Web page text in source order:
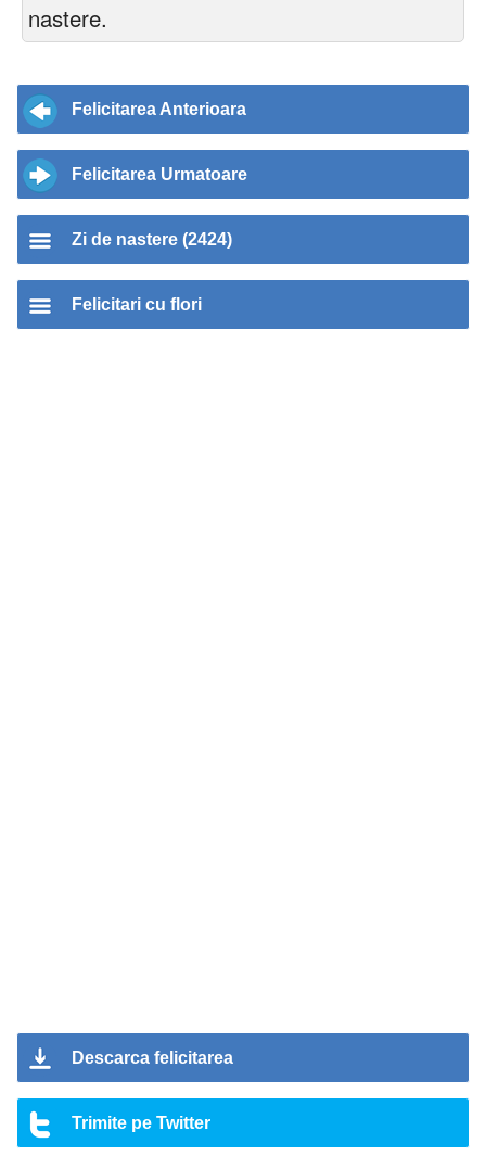
nastere.
Felicitarea Anterioara
Felicitarea Urmatoare
Zi de nastere (2424)
Felicitari cu flori
Descarca felicitarea
Trimite pe Twitter